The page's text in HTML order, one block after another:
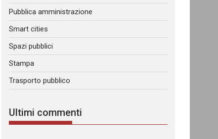
Pubblica amministrazione
Smart cities
Spazi pubblici
Stampa
Trasporto pubblico
Ultimi commenti